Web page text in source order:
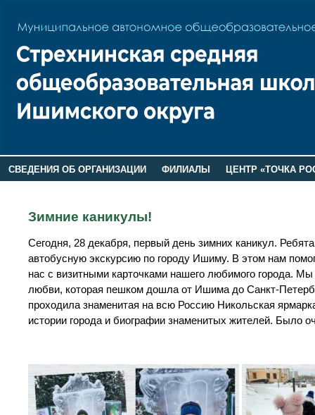
СВЕДЕНИЯ ОБ ОРГАНИЗАЦИИ ФИЛИАЛЫ
ЦЕНТР «ТОЧКА
Зимние каникулы!
Сегодня, 28 декабря, первый день зимних каникул.
автобусную экскурсию по городу Ишиму. В этом нам
нас с визитными карточками нашего любимого города.
любви, которая пешком дошла от Ишима до Санкт-
проходила знаменитая на всю Россию Никольская
истории города и биографии знаменитых жителей. Было